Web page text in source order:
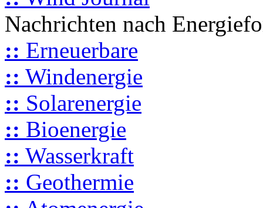
Nachrichten nach
:: Erneuerbare
:: Windenergie
:: Solarenergie
:: Bioenergie
:: Wasserkraft
:: Geothermie